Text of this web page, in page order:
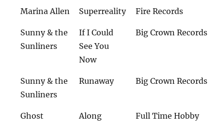
Marina Allen Superreality Fire Records
Sunny & the
Sunliners
If I Could
See You
Now
Big Crown Records
Sunny & the
Sunliners
Runaway Big Crown Records
Ghost
Along Full Time Hobby